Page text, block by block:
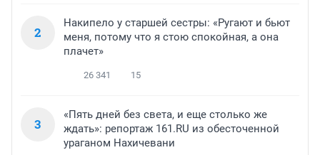
2
Накипело у старшей сестры: «Ругают и бьют
меня, потому что я стою спокойная, а она
плачет»
26 341 15
3
«Пять дней без света, и еще столько же
ждать»: репортаж 161.RU из обесточенной
ураганом Нахичевани